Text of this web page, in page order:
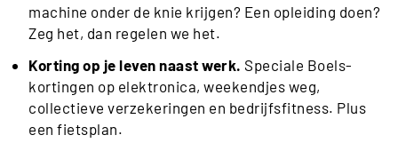
machine onder de knie krijgen? Een opleiding doen?
Zeg het, dan regelen we het.
Korting op je leven naast werk. Speciale Boels-
kortingen op elektronica, weekendjes weg,
collectieve verzekeringen en bedrijfsfitness. Plus
een fietsplan.